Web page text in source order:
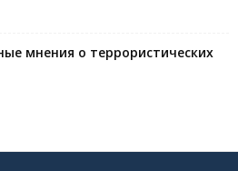
мнения о террористических